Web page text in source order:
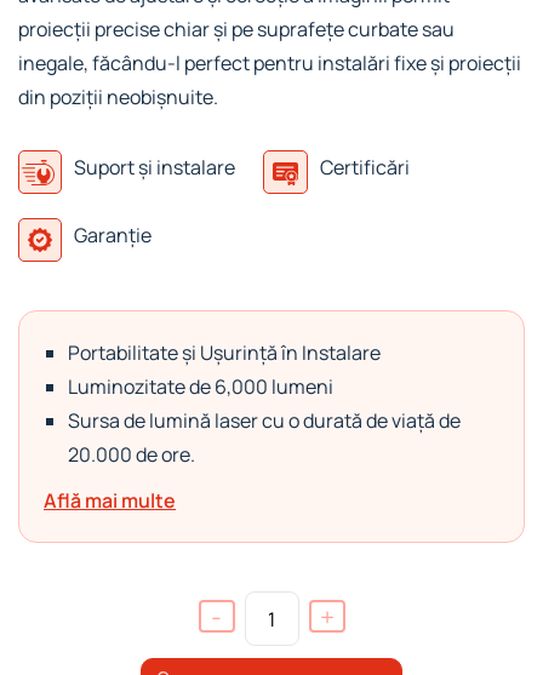
proiecții precise chiar și pe suprafețe curbate sau
inegale, făcându-l perfect pentru instalări fixe și proiecții
din poziții neobișnuite.
Suport și instalare Certificări
Garanție
Portabilitate și Ușurință în Instalare
Luminozitate de 6,000 lumeni
Sursa de lumină laser cu o durată de viață de
20.000 de ore.
Află mai multe
-
Cantitate Videoproiector laser RICOH PJ
+